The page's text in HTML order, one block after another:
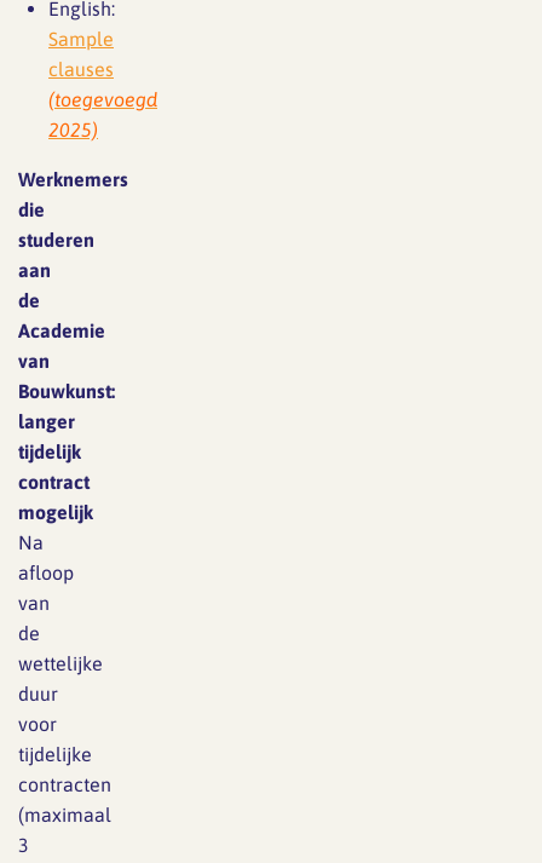
English:
Sample
clauses
(toegevoegd
2025)
Werknemers
die
studeren
aan
de
Academie
van
Bouwkunst:
langer
tijdelijk
contract
mogelijk
Na
afloop
van
de
wettelijke
duur
voor
tijdelijke
contracten
(maximaal
3